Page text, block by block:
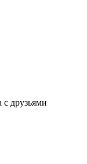
друзьями